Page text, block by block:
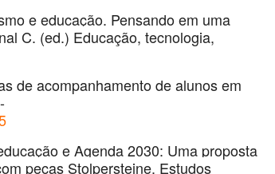
e educação. Pensando em uma
C. (ed.) Educação, tecnologia,
de acompanhamento de alunos em
e Agenda 2030: Uma proposta
peças Stolpersteine. Estudos